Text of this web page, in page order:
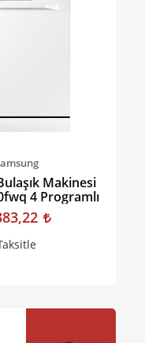
Makinesi
4 Programlı